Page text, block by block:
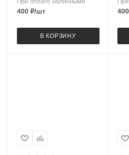
400 ₽/шт
В КОРЗИНУ
400